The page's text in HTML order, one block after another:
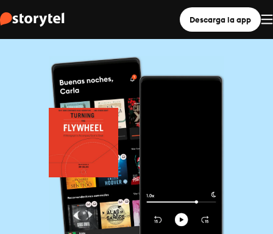
Descarga la app